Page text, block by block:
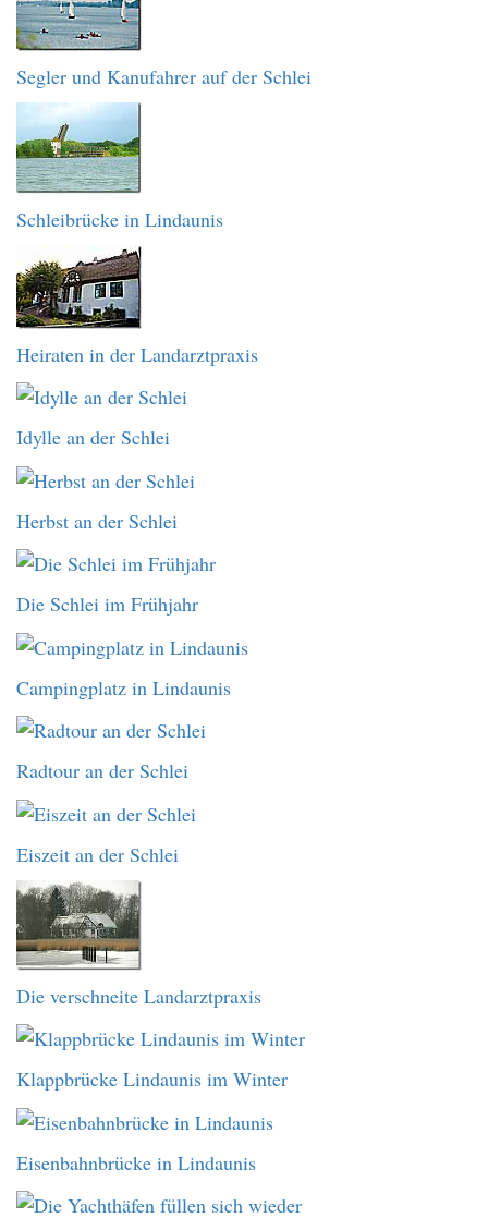
Segler und Kanufahrer auf der Schlei
Schleibrücke in Lindaunis
Heiraten in der Landarztpraxis
Idylle an der Schlei
Herbst an der Schlei
Die Schlei im Frühjahr
Campingplatz in Lindaunis
Radtour an der Schlei
Eiszeit an der Schlei
Die verschneite Landarztpraxis
Klappbrücke Lindaunis im Winter
Eisenbahnbrücke in Lindaunis